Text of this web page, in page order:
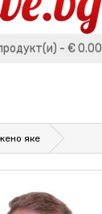
- € 0.00
яке